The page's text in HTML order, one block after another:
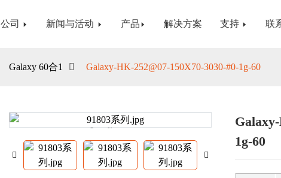
公司 新闻与活动 产品 解决方案 支持 联
Galaxy 60合1 Galaxy-HK-252@07-150X70-3030-#0-1g-60
Loading...
Loading...
1g-60